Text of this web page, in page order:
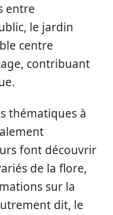
entre
le jardin
centre
contribuant
thématiques à
font découvrir
de la flore,
sur la
dit, le